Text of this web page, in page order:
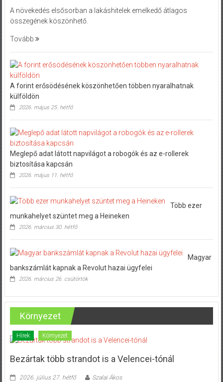
A növekedés elsősorban a lakáshitelek emelkedő átlagos
összegének köszönhető.
Tovább
A forint erősödésének köszönhetően többen nyaralhatnak
külföldön
2026. május 25. hétfő
Meglepő adat látott napvilágot a robogók és az e-rollerek
biztosítása kapcsán
2026. május 11. hétfő
Több ezer
munkahelyet szüntet meg a Heineken
2026. március 30. hétfő
Magyar
bankszámlát kapnak a Revolut hazai ügyfelei
2026. március 26. csütörtök
Környezet
Hírek Környezet
Bezártak több strandot is a Velencei-tónál
2026. július 27. hétfő Szalai Ákos